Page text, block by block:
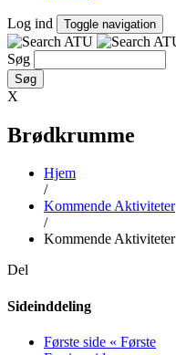
Log ind Toggle navigation
Søg
X
Brødkrumme
Hjem
/
Kommende Aktiviteter
/
Kommende Aktiviteter
Del
Sideinddeling
Første side « Første